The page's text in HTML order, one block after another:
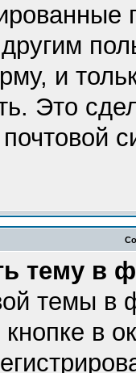
и
Это
тему в
темы в
кнопке в